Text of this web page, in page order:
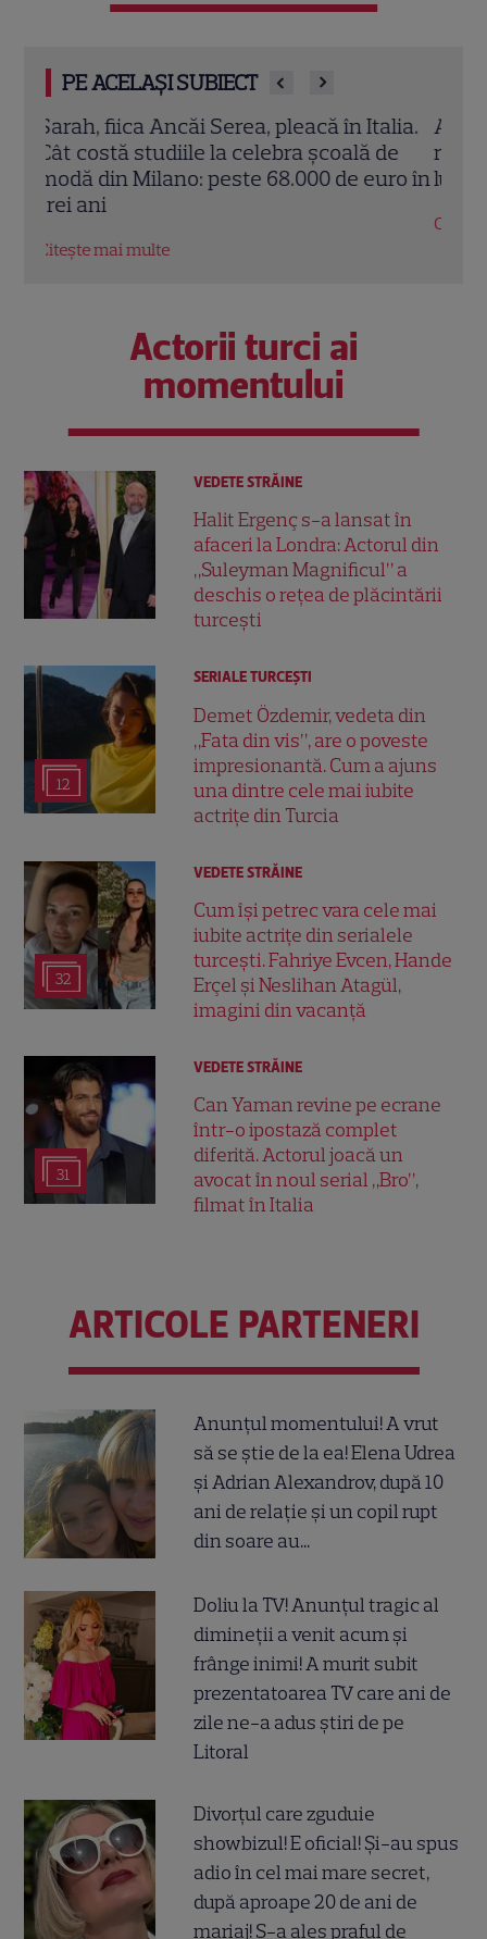
PE ACELAȘI SUBIECT
Adela Popescu, apariție elegantă într-o
rochie din dantelă. Reacția amuzantă a
lui Cosmin Seleși
Actorii turci ai
momentului
VEDETE STRĂINE
Halit Ergenç s-a lansat în
afaceri la Londra: Actorul din
„Suleyman Magnificul” a
deschis o rețea de plăcintării
turcești
12
SERIALE TURCEŞTI
Demet Özdemir, vedeta din
„Fata din vis”, are o poveste
impresionantă. Cum a ajuns
una dintre cele mai iubite
actrițe din Turcia
32
VEDETE STRĂINE
Cum își petrec vara cele mai
iubite actrițe din serialele
turcești. Fahriye Evcen, Hande
Erçel și Neslihan Atagül,
imagini din vacanță
31
VEDETE STRĂINE
Can Yaman revine pe ecrane
într-o ipostază complet
diferită. Actorul joacă un
avocat în noul serial „Bro”,
filmat în Italia
ARTICOLE PARTENERI
Anunțul momentului! A vrut
să se știe de la ea! Elena Udrea
și Adrian Alexandrov, după 10
ani de relație și un copil rupt
din soare au...
Doliu la TV! Anunțul tragic al
dimineții a venit acum și
frânge inimi! A murit subit
prezentatoarea TV care ani de
zile ne-a adus știri de pe
Litoral
Divorțul care zguduie
showbizul! E oficial! Și-au spus
adio în cel mai mare secret,
după aproape 20 de ani de
mariaj! S-a ales praful de